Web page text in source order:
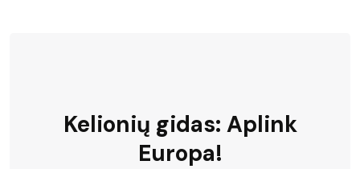
Kelionių gidas: Aplink
Europa!